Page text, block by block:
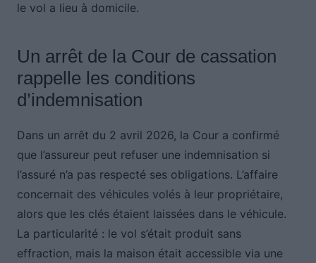
le vol a lieu à domicile.
Un arrêt de la Cour de cassation
rappelle les conditions
d’indemnisation
Dans un arrêt du 2 avril 2026, la Cour a confirmé
que l’assureur peut refuser une indemnisation si
l’assuré n’a pas respecté ses obligations. L’affaire
concernait des véhicules volés à leur propriétaire,
alors que les clés étaient laissées dans le véhicule.
La particularité : le vol s’était produit sans
effraction, mais la maison était accessible via une